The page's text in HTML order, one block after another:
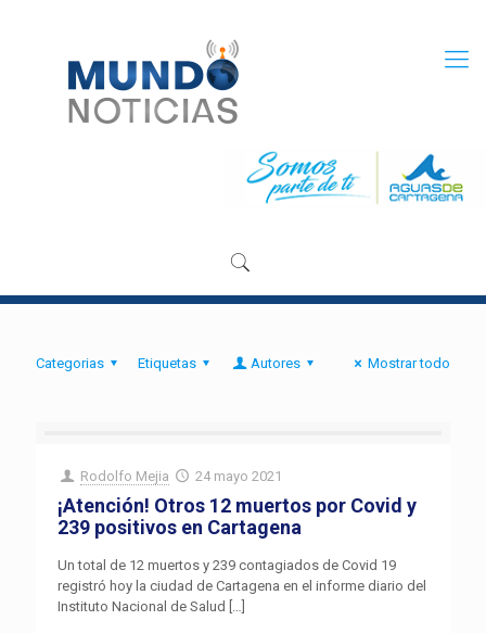
Categorias Etiquetas Autores Mostrar todo
Rodolfo Mejia 24 mayo 2021
¡Atención! Otros 12 muertos por Covid y
239 positivos en Cartagena
Un total de 12 muertos y 239 contagiados de Covid 19
registró hoy la ciudad de Cartagena en el informe diario del
Instituto Nacional de Salud […]